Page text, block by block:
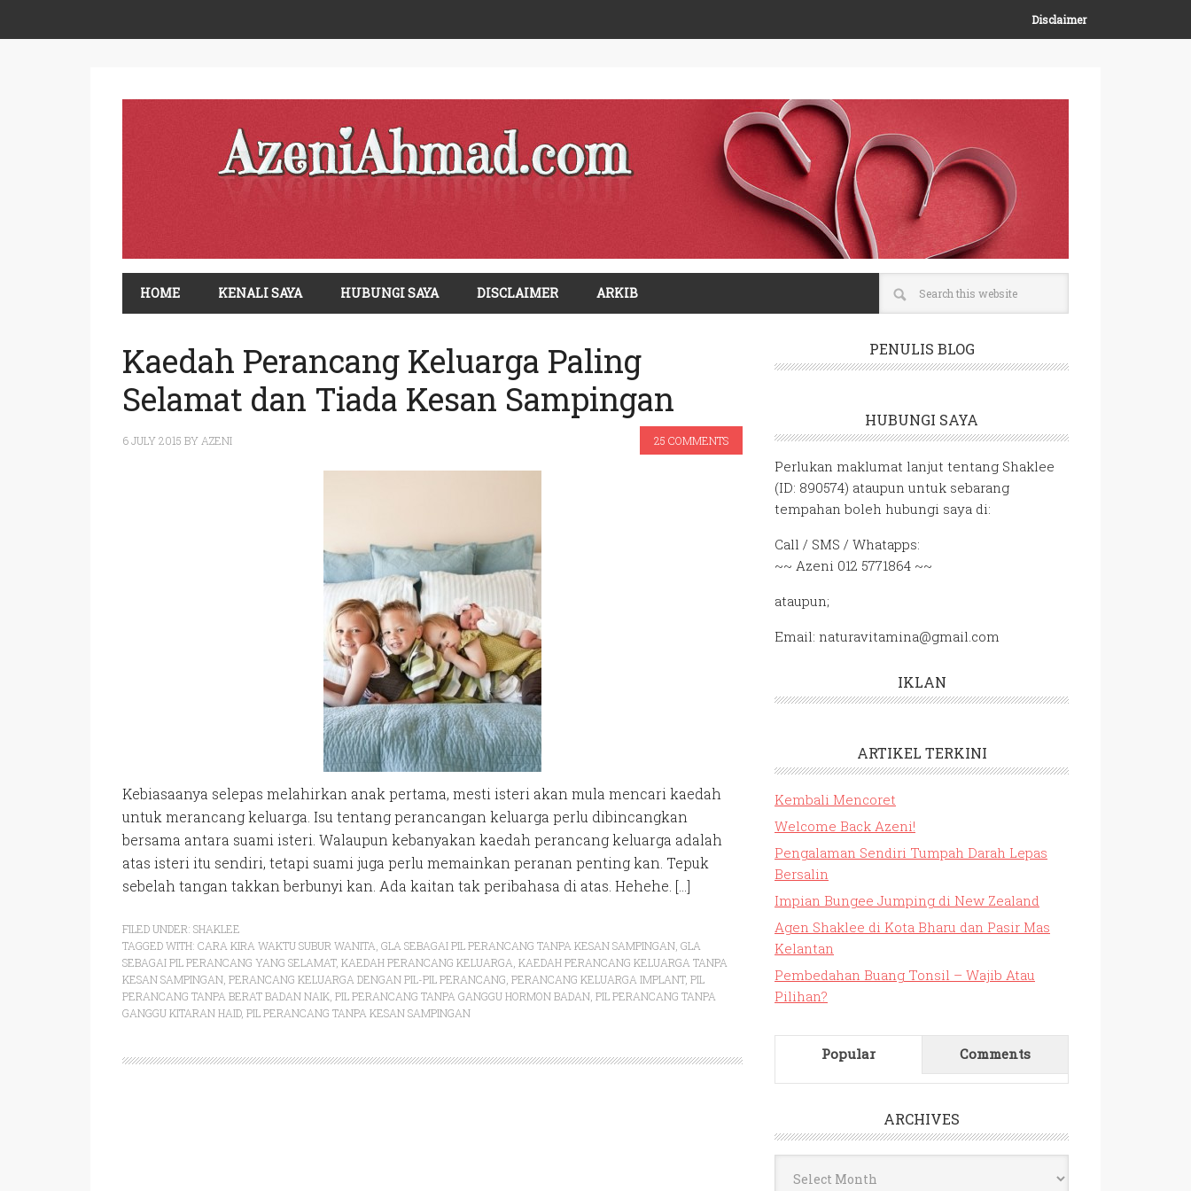
Disclaimer
HOME KENALI SAYA HUBUNGI SAYA DISCLAIMER ARKIB
Kaedah Perancang Keluarga Paling
Selamat dan Tiada Kesan Sampingan
6 JULY 2015 BY AZENI 25 COMMENTS
Kebiasaanya selepas melahirkan anak pertama, mesti isteri akan mula mencari kaedah
untuk merancang keluarga. Isu tentang perancangan keluarga perlu dibincangkan
bersama antara suami isteri. Walaupun kebanyakan kaedah perancang keluarga adalah
atas isteri itu sendiri, tetapi suami juga perlu memainkan peranan penting kan. Tepuk
sebelah tangan takkan berbunyi kan. Ada kaitan tak peribahasa di atas. Hehehe. […]
FILED UNDER: SHAKLEE
TAGGED WITH: CARA KIRA WAKTU SUBUR WANITA GLA SEBAGAI PIL PERANCANG TANPA KESAN SAMPINGAN GLA
SEBAGAI PIL PERANCANG YANG SELAMAT, KAEDAH PERANCANG KELUARGA KAEDAH PERANCANG KELUARGA TANPA
KESAN SAMPINGAN PERANCANG KELUARGA DENGAN PIL-PIL PERANCANG PERANCANG KELUARGA IMPLANT, PIL
PERANCANG TANPA BERAT BADAN NAIK PIL PERANCANG TANPA GANGGU HORMON BADAN PIL PERANCANG TANPA
GANGGU KITARAN HAID, PIL PERANCANG TANPA KESAN SAMPINGAN
PENULIS BLOG
HUBUNGI SAYA
Perlukan maklumat lanjut tentang Shaklee
(ID: 890574) ataupun untuk sebarang
tempahan boleh hubungi saya di:
Call / SMS / Whatapps:
~~ Azeni 012 5771864 ~~
ataupun;
Email: naturavitamina@gmail.com
IKLAN
ARTIKEL TERKINI
Kembali Mencoret
Welcome Back Azeni!
Pengalaman Sendiri Tumpah Darah Lepas
Bersalin
Impian Bungee Jumping di New Zealand
Agen Shaklee di Kota Bharu dan Pasir Mas
Kelantan
Pembedahan Buang Tonsil – Wajib Atau
Pilihan?
Popular Comments
ARCHIVES